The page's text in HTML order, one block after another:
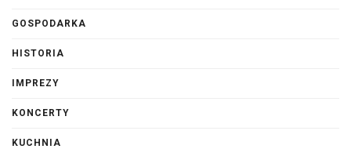
GOSPODARKA
HISTORIA
IMPREZY
KONCERTY
KUCHNIA